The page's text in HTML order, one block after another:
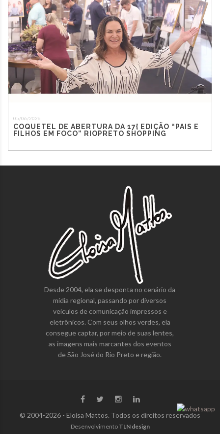
05/06/2026
COQUETEL DE ABERTURA DA 17{ EDIÇÃO “PAIS E
FILHOS EM FOCO” RIOPRETO SHOPPING
Desde 2004, ela se desponta no cenário da
mídia regional, passando por diversos
veículos de comunicação impressos e
eletrônicos. Com seus olhos verdes, ela
consegue captar, por meio de suas lentes,
as imagens mais marcantes dos eventos
de São José do Rio Preto e região.
© 2004-2026 - Eloisa Mattos. Todos os direitos reservados
Desenvolvimento TLN design